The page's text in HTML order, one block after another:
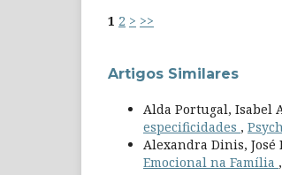
1 2 > >>
Artigos Similares
Alda Portugal, Isabel
especificidades ,
Alexandra Dinis, José
Emocional na Família ,